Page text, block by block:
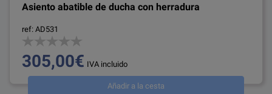
Asiento abatible de ducha con herradura
ref: AD531
305,00€ IVA incluido
Añadir a la cesta